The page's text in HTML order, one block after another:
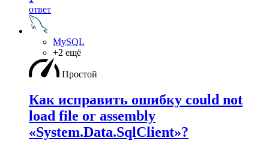
ответ
MySQL
+2 ещё
Простой
Как исправить ошибку could not
load file or assembly
«System.Data.SqlClient»?